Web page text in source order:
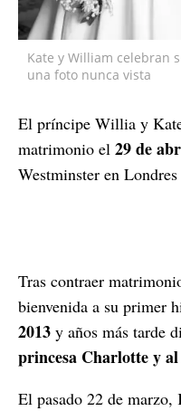
Kate y William celebran
una foto nunca vista
El príncipe Willia y
matrimonio el 29 de
Westminster en
Tras contraer
bienvenida a su primer
2013 y años más tarde
princesa Charlotte y
El pasado 22 de